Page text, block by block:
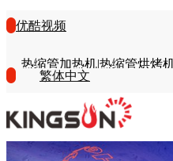
优酷视频
热缩管加热机|热缩管烘烤
繁体中文